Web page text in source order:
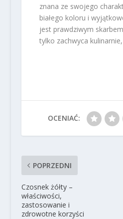
znana ze swojego
białego koloru i
jest prawdziwym
tylko zachwyca kulinarnie,
OCENIAĆ:
POPRZEDNI
Czosnek żółty –
właściwości,
zastosowanie i
zdrowotne korzyści